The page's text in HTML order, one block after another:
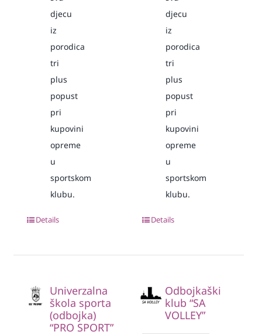
djecu
iz
porodica
tri
plus
popust
pri
kupovini
opreme
u
sportskom
klubu.
Details
djecu
iz
porodica
tri
plus
popust
pri
kupovini
opreme
u
sportskom
klubu.
Details
Univerzalna
škola sporta
(odbojka)
“PRO SPORT”
Odbojkaški
klub “SA
VOLLEY”